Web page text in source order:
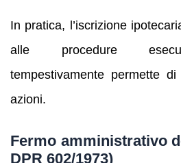
In pratica, l’iscrizione
alle procedure
tempestivamente permette
azioni.
Fermo amministrativo
DPR 602/1973)